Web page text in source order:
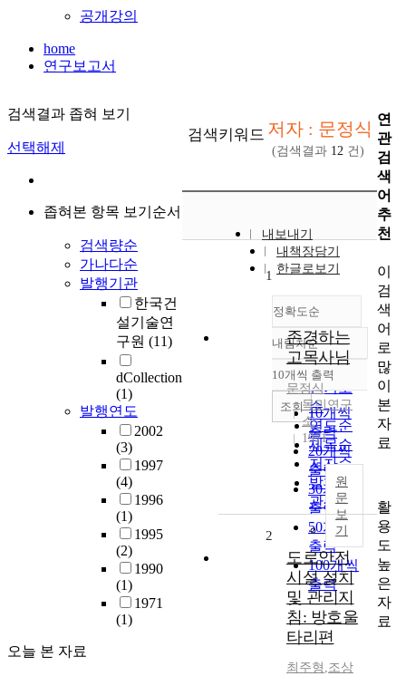
공개강의
home
연구보고서
검색결과 좁혀 보기
선택해제
좁혀본 항목 보기순서
검색량순
가나다순
발행기관
한국건
설기술연
구원 (11)
dCollection
(1)
발행연도
2002
(3)
1997
(4)
1996
(1)
1995
(2)
1990
(1)
1971
(1)
오늘 본 자료
검색키워드 저자 : 문정식
(검색결과 12 건)
내보내기
내책장담기
한글로보기
정확도순
정확도
순
인기도
순
연도순
제목순
저자순
발행기
관순
내림차순
내림차순
10개씩 출력
10개씩
출력
20개씩
출력
30개씩
출력
50개씩
출력
100개씩
출력
조회
1
존경하는
고목사님
문정식
목민연구
소
1971
원
문
보
기
2
도로안전
시설 설치
및 관리지
침: 방호울
타리편
최주형 ,조상
연
관
검
색
어
추
천
이
검
색
어
로
많
이
본
자
료
활
용
도
높
은
자
료